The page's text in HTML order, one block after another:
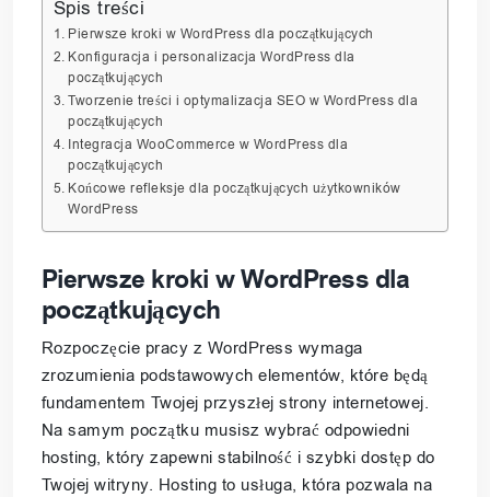
Spis treści
Pierwsze kroki w WordPress dla początkujących
Konfiguracja i personalizacja WordPress dla
początkujących
Tworzenie treści i optymalizacja SEO w WordPress dla
początkujących
Integracja WooCommerce w WordPress dla
początkujących
Końcowe refleksje dla początkujących użytkowników
WordPress
Pierwsze kroki w WordPress dla
początkujących
Rozpoczęcie pracy z WordPress wymaga
zrozumienia podstawowych elementów, które będą
fundamentem Twojej przyszłej strony internetowej.
Na samym początku musisz wybrać odpowiedni
hosting, który zapewni stabilność i szybki dostęp do
Twojej witryny. Hosting to usługa, która pozwala na